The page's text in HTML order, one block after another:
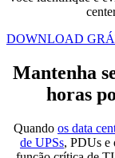
DOWNLOAD
Mantenha
horas
Quando os data
de UPSs, PDUs e